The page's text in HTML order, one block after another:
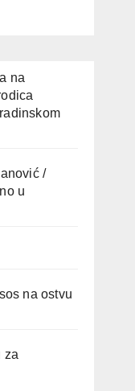
na
/
u
na ostvu
za